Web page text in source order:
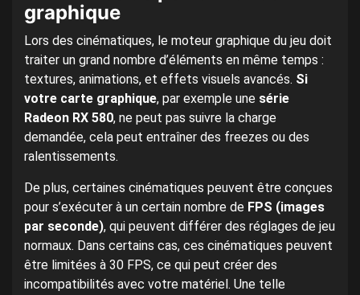
graphique
Lors des cinématiques, le moteur graphique du jeu doit
traiter un grand nombre d’éléments en même temps :
textures, animations, et effets visuels avancés. Si
votre carte graphique, par exemple une série
Radeon RX 580, ne peut pas suivre la charge
demandée, cela peut entraîner des freezes ou des
ralentissements.
De plus, certaines cinématiques peuvent être conçues
pour s’exécuter à un certain nombre de FPS (images
par seconde), qui peuvent différer des réglages de jeu
normaux. Dans certains cas, ces cinématiques peuvent
être limitées à 30 FPS, ce qui peut créer des
incompatibilités avec votre matériel. Une telle